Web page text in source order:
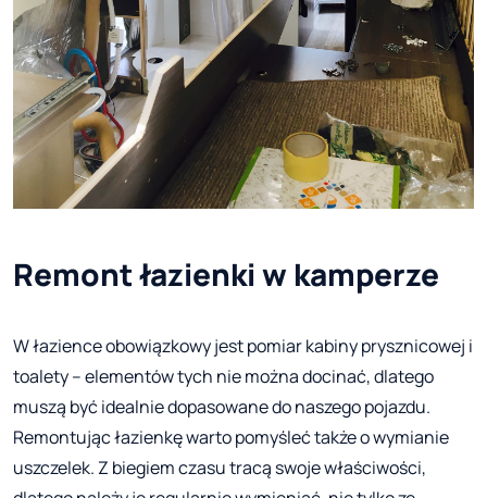
Remont łazienki w kamperze
W łazience obowiązkowy jest pomiar kabiny prysznicowej i
toalety – elementów tych nie można docinać, dlatego
muszą być idealnie dopasowane do naszego pojazdu.
Remontując łazienkę warto pomyśleć także o wymianie
uszczelek. Z biegiem czasu tracą swoje właściwości,